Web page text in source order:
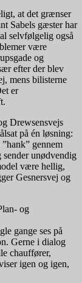
at det grænser
Sabels gæster har
selvfølgelig også
være
og
efter der blev
mens bilisterne
er
Drewsensvejs
på én løsning:
gennem
unødvendig
være hellig,
Gesnersvej og
og
gange ses på
Gerne i dialog
chauffører,
igen og igen,